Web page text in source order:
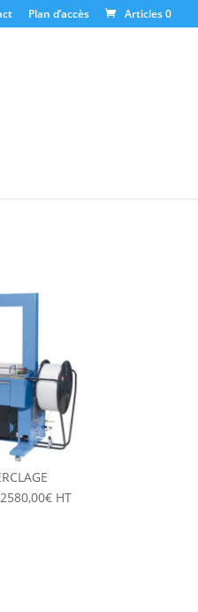
Plan d’accès Articles 0
2580,00€ HT